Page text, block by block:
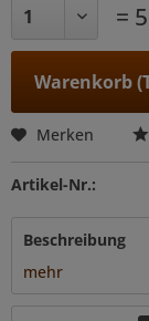
=
Warenkorb
Merken
Artikel-Nr.:
Beschreibung
mehr